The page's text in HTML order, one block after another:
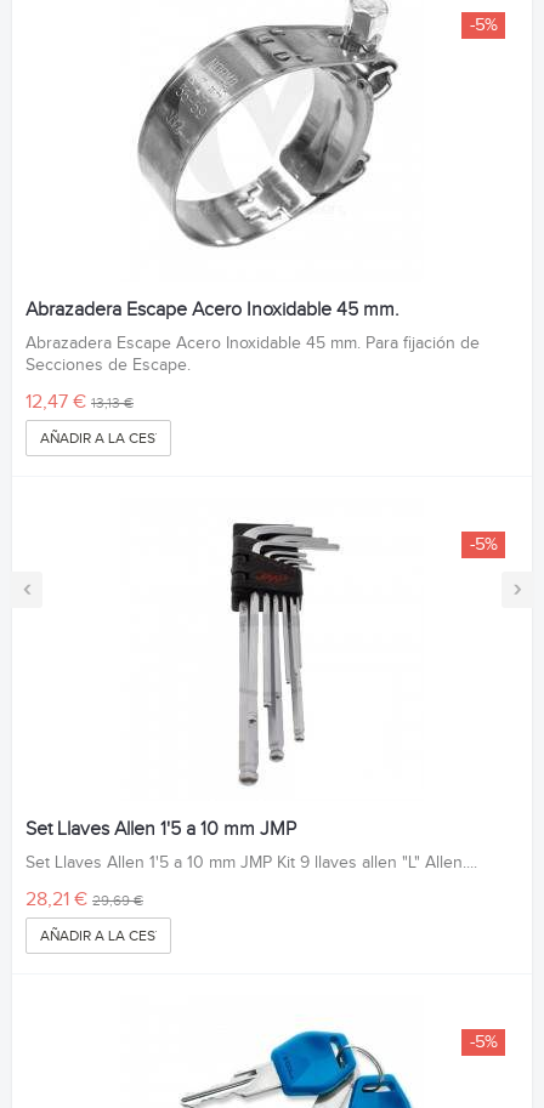
‹ ›
-5%
Abrazadera Escape Acero Inoxidable 45 mm.
Abrazadera Escape Acero Inoxidable 45 mm. Para fijación de
Secciones de Escape.
12,47 € 13,13 €
AÑADIR A LA CESTA
-5%
Set Llaves Allen 1'5 a 10 mm JMP
Set Llaves Allen 1'5 a 10 mm JMP Kit 9 llaves allen "L" Allen....
28,21 € 29,69 €
AÑADIR A LA CESTA
-5%